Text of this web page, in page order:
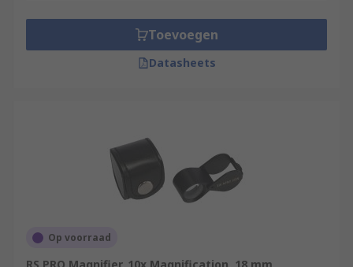
Toevoegen
Datasheets
Op voorraad